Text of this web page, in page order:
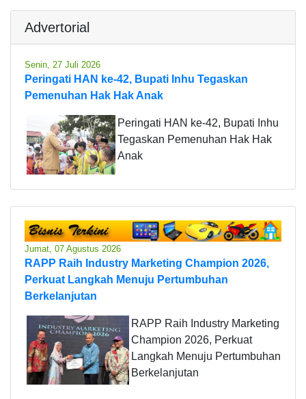
Advertorial
Senin, 27 Juli 2026
Peringati HAN ke-42, Bupati Inhu Tegaskan
Pemenuhan Hak Hak Anak
Peringati HAN ke-42, Bupati Inhu
Tegaskan Pemenuhan Hak Hak
Anak
Jumat, 07 Agustus 2026
RAPP Raih Industry Marketing Champion 2026,
Perkuat Langkah Menuju Pertumbuhan
Berkelanjutan
RAPP Raih Industry Marketing
Champion 2026, Perkuat
Langkah Menuju Pertumbuhan
Berkelanjutan